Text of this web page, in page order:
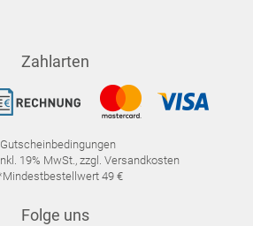
Zahlarten
19% MwSt., zzgl. Versandkosten
49 €
Folge uns